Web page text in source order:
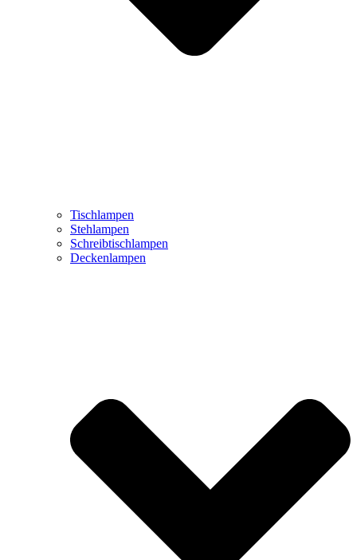
Tischlampen
Stehlampen
Schreibtischlampen
Deckenlampen